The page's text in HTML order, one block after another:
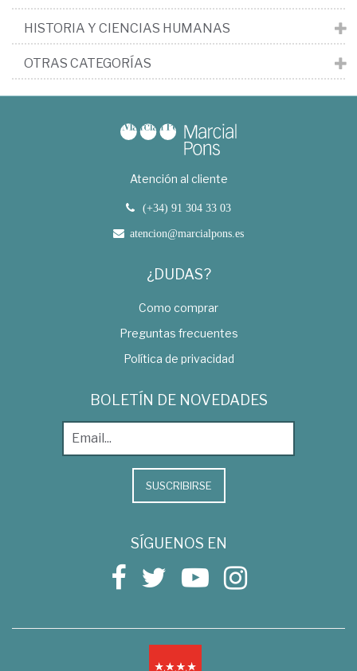
HISTORIA Y CIENCIAS HUMANAS
OTRAS CATEGORÍAS
Atención al cliente
(+34) 91 304 33 03
atencion@marcialpons.es
¿DUDAS?
Como comprar
Preguntas frecuentes
Política de privacidad
BOLETÍN DE NOVEDADES
SUSCRIBIRSE
SÍGUENOS EN